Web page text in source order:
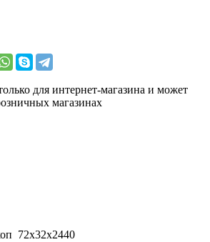
для интернет-магазина и может
магазинах
72х32х2440